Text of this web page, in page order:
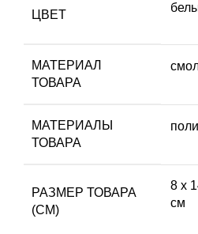
ЦВЕТ
МАТЕРИАЛ
ТОВАРА
МАТЕРИАЛЫ
ТОВАРА
РАЗМЕР ТОВАРА
(СМ)
8 х
см